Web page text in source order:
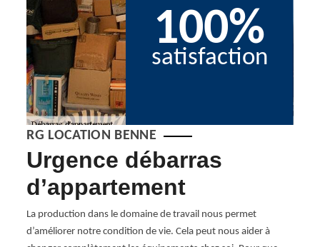
100%
satisfaction
RG LOCATION BENNE
Urgence débarras
d’appartement
La production dans le domaine de travail nous permet
d’améliorer notre condition de vie. Cela peut nous aider à